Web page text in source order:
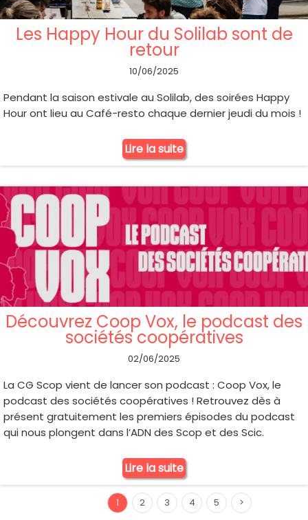
Les Happy Hour du Solilab sont de
retour
10/06/2025
Pendant la saison estivale au Solilab, des soirées Happy
Hour ont lieu au Café-resto chaque dernier jeudi du mois !
Lire la suite
Découvrez Coop Vox, le podcast des
sociétés coopératives
02/06/2025
La CG Scop vient de lancer son podcast : Coop Vox, le
podcast des sociétés coopératives ! Retrouvez dès à
présent gratuitement les premiers épisodes du podcast
qui nous plongent dans l’ADN des Scop et des Scic.
Lire la suite
1 2 3 4 5 >